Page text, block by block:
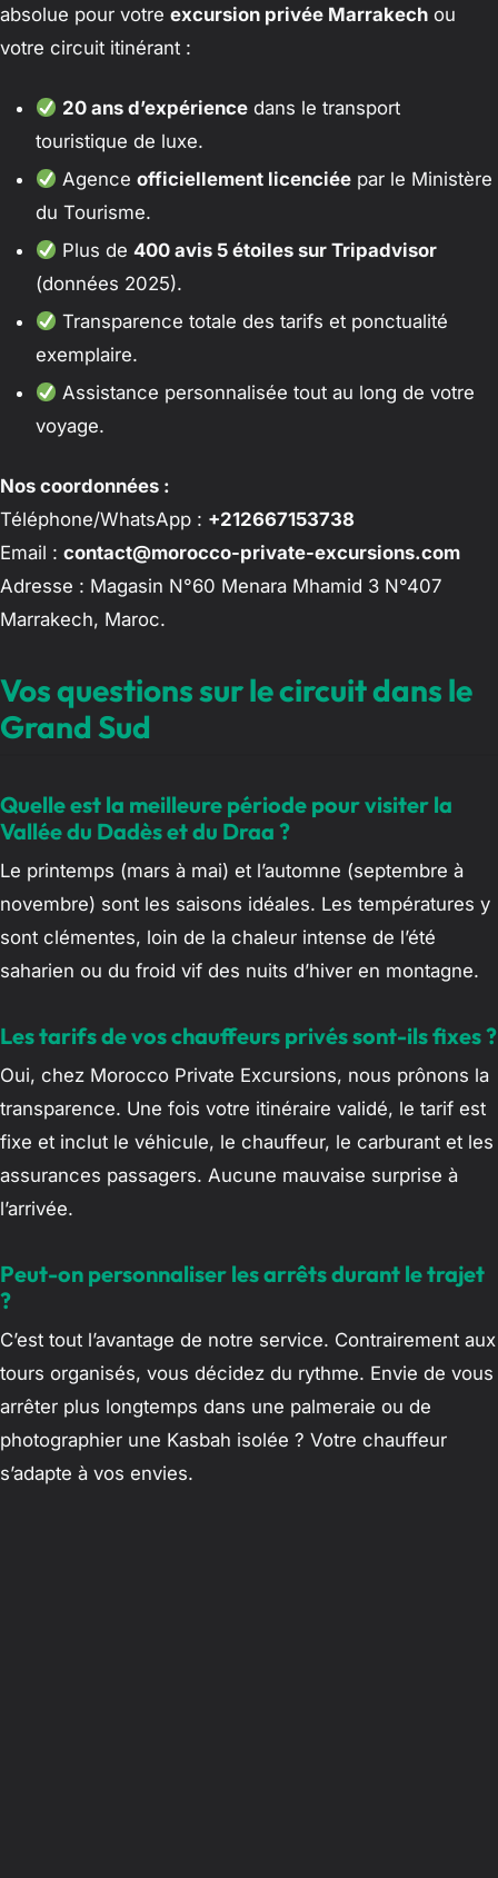
absolue pour votre excursion privée Marrakech ou
votre circuit itinérant :
20 ans d’expérience dans le transport
touristique de luxe.
Agenceofficiellement licenciée par le Ministère
du Tourisme.
Plus de400 avis 5 étoiles sur Tripadvisor
(données 2025).
Transparence totale des tarifs et ponctualité
exemplaire.
Assistance personnalisée tout au long de votre
voyage.
Nos coordonnées :
Téléphone/WhatsApp : +212667153738
Email : contact@morocco-private-excursions.com
Adresse : Magasin N°60 Menara Mhamid 3 N°407
Marrakech, Maroc.
Vos questions sur le circuit dans le
Grand Sud
Quelle est la meilleure période pour visiter la
Vallée du Dadès et du Draa ?
Le printemps (mars à mai) et l’automne (septembre à
novembre) sont les saisons idéales. Les températures y
sont clémentes, loin de la chaleur intense de l’été
saharien ou du froid vif des nuits d’hiver en montagne.
Les tarifs de vos chauffeurs privés sont-ils fixes ?
Oui, chez Morocco Private Excursions, nous prônons la
transparence. Une fois votre itinéraire validé, le tarif est
fixe et inclut le véhicule, le chauffeur, le carburant et les
assurances passagers. Aucune mauvaise surprise à
l’arrivée.
Peut-on personnaliser les arrêts durant le trajet
?
C’est tout l’avantage de notre service. Contrairement aux
tours organisés, vous décidez du rythme. Envie de vous
arrêter plus longtemps dans une palmeraie ou de
photographier une Kasbah isolée ? Votre chauffeur
s’adapte à vos envies.